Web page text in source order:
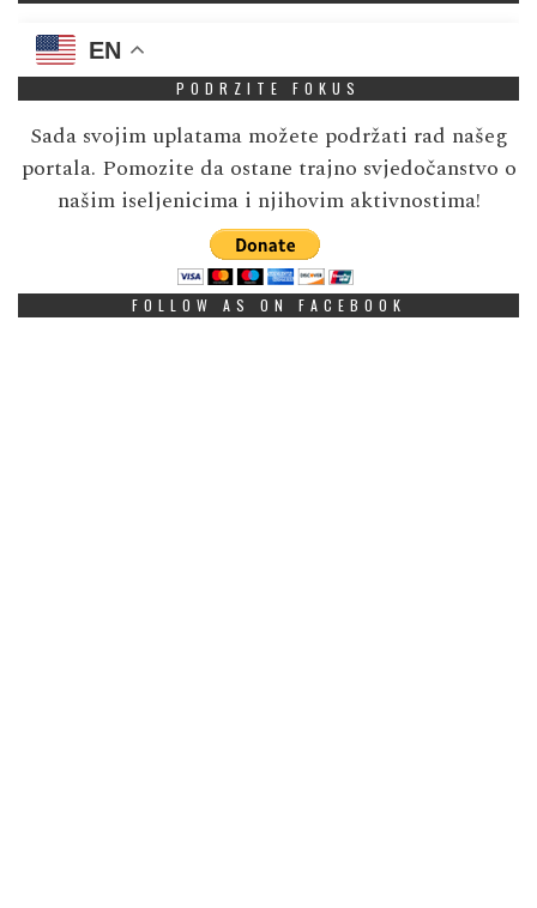
EN
PODRZITE FOKUS
Sada svojim uplatama možete podržati rad našeg
portala. Pomozite da ostane trajno svjedočanstvo o
našim iseljenicima i njihovim aktivnostima!
FOLLOW AS ON FACEBOOK